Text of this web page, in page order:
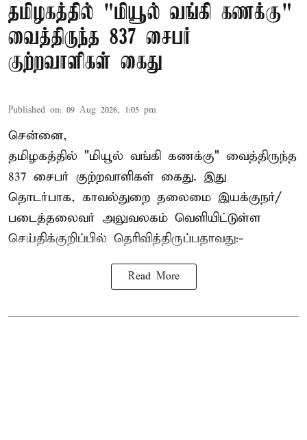
தமிழகத்தில் "மியூல் வங்கி கணக்கு"
வைத்திருந்த 837 சைபர்
குற்றவாளிகள் கைது
Published on: 09 Aug 2026, 1:05 pm
சென்னை,
தமிழகத்தில் "மியூல் வங்கி கணக்கு" வைத்திருந்த
837 சைபர் குற்றவாளிகள் கைது. இது
தொடர்பாக, காவல்துறை தலைமை இயக்குநர்/
படைத்தலைவர் அலுவலகம் வெளியிட்டுள்ள
செய்திக்குறிப்பில் தெரிவித்திருப்பதாவது:-
Read More